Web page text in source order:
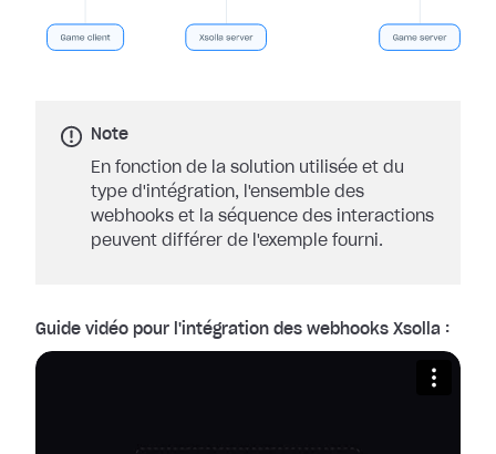
Note
En fonction de la solution utilisée et du
type d'intégration, l'ensemble des
webhooks et la séquence des interactions
peuvent différer de l'exemple fourni.
Guide vidéo pour l'intégration des webhooks Xsolla :